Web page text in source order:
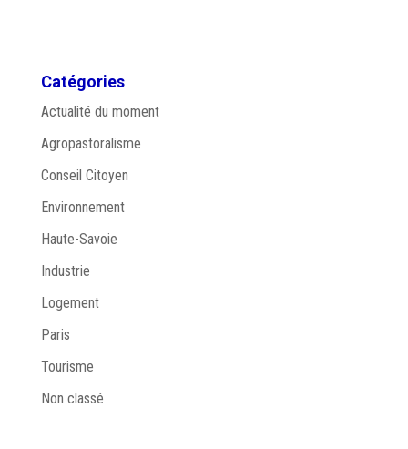
Catégories
Actualité du moment
Agropastoralisme
Conseil Citoyen
Environnement
Haute-Savoie
Industrie
Logement
Paris
Tourisme
Non classé